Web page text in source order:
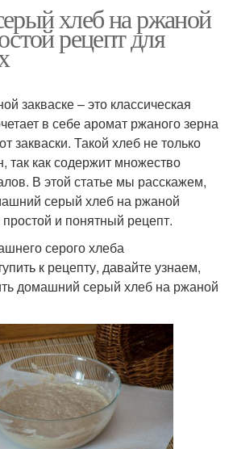
хлеб на ржаной
рецепт для
закваске – это классическая
в себе аромат ржаного зерна
закваски. Такой хлеб не только
так как содержит множество
В этой статье мы расскажем,
серый хлеб на ржаной
простой и понятный рецепт.
серого хлеба
к рецепту, давайте узнаем,
домашний серый хлеб на ржаной